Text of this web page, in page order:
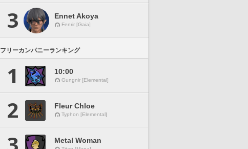
3 Ennet Akoya
Fenrir [Gaia]
フリーカンパニーランキング
1 10:00
Gungnir [Elemental]
2 Fleur Chloe
Typhon [Elemental]
Metal Woman